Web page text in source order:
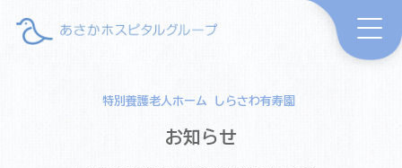
特別養護老人ホーム しらさわ有寿園
お知らせ